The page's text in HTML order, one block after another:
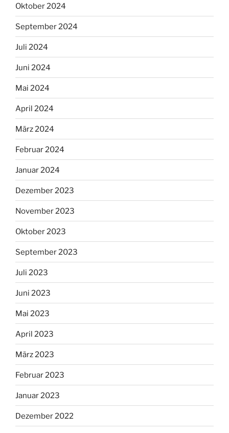
Oktober 2024
September 2024
Juli 2024
Juni 2024
Mai 2024
April 2024
März 2024
Februar 2024
Januar 2024
Dezember 2023
November 2023
Oktober 2023
September 2023
Juli 2023
Juni 2023
Mai 2023
April 2023
März 2023
Februar 2023
Januar 2023
Dezember 2022